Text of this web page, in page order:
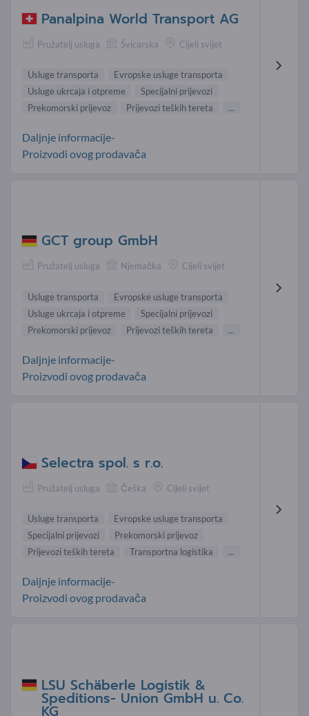
Panalpina World Transport AG
Pružatelj usluga Švicarska Cijeli svijet
Usluge transporta
Evropske usluge transporta
Usluge ukrcaja i otpreme
Specijalni prijevozi
Prekomorski prijevoz
Prijevozi teških tereta ...
Daljnje informacije-
Proizvodi ovog prodavača
GCT group GmbH
Pružatelj usluga Njemačka Cijeli svijet
Usluge transporta
Evropske usluge transporta
Usluge ukrcaja i otpreme
Specijalni prijevozi
Prekomorski prijevoz
Prijevozi teških tereta ...
Daljnje informacije-
Proizvodi ovog prodavača
Selectra spol. s r.o.
Pružatelj usluga Češka Cijeli svijet
Usluge transporta
Evropske usluge transporta
Specijalni prijevozi
Prekomorski prijevoz
Prijevozi teških tereta
Transportna logistika ...
Daljnje informacije-
Proizvodi ovog prodavača
LSU Schäberle Logistik &
Speditions- Union GmbH u. Co.
KG